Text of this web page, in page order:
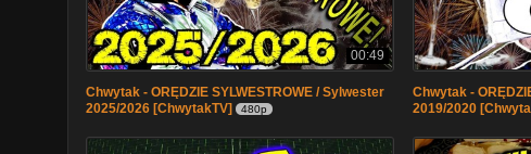
00:49
Chwytak - ORĘDZIE SYLWESTROWE / Sylwester
2025/2026 [ChwytakTV]
480p
Chwytak -
2019/2020